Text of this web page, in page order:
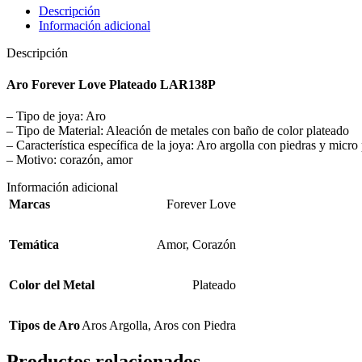
Descripción
Información adicional
Descripción
Aro Forever Love Plateado LAR138P
– Tipo de joya: Aro
– Tipo de Material: Aleación de metales con baño de color plateado
– Característica específica de la joya: Aro argolla con piedras y micro
– Motivo: corazón, amor
Información adicional
Marcas
Forever Love
Temática Amor, Corazón
Color del Metal Plateado
Tipos de AroAros Argolla, Aros con Piedra